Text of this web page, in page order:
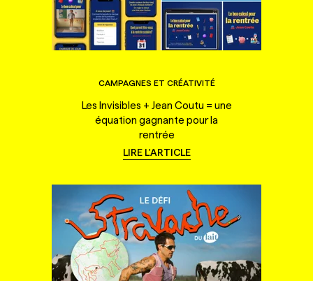
CAMPAGNES ET CRÉATIVITÉ
Les Invisibles + Jean Coutu = une
équation gagnante pour la
rentrée
LIRE L'ARTICLE